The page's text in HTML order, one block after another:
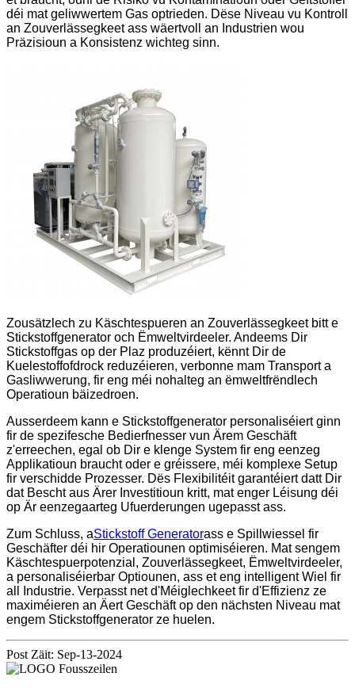
déi mat geliwwertem Gas optrieden. Dëse Niveau vu Kontroll
an Zouverlässegkeet ass wäertvoll an Industrien wou
Präzisioun a Konsistenz wichteg sinn.
Zousätzlech zu Käschtespueren an Zouverlässegkeet bitt e
Stickstoffgenerator och Ëmweltvirdeeler. Andeems Dir
Stickstoffgas op der Plaz produzéiert, kënnt Dir de
Kuelestoffofdrock reduzéieren, verbonne mam Transport a
Gasliwwerung, fir eng méi nohalteg an ëmweltfrëndlech
Operatioun bäizedroen.
Ausserdeem kann e Stickstoffgenerator personaliséiert ginn
fir de spezifesche Bedierfnesser vun Ärem Geschäft
z'erreechen, egal ob Dir e klenge System fir eng eenzeg
Applikatioun braucht oder e gréissere, méi komplexe Setup
fir verschidde Prozesser. Dës Flexibilitéit garantéiert datt Dir
dat Bescht aus Ärer Investitioun kritt, mat enger Léisung déi
op Är eenzegaarteg Ufuerderungen ugepasst ass.
Zum Schluss, aStickstoff Generatorass e Spillwiessel fir
Geschäfter déi hir Operatiounen optimiséieren. Mat sengem
Käschtespuerpotenzial, Zouverlässegkeet, Ëmweltvirdeeler,
a personaliséierbar Optiounen, ass et eng intelligent Wiel fir
all Industrie. Verpasst net d'Méiglechkeet fir d'Effizienz ze
maximéieren an Äert Geschäft op den nächsten Niveau mat
engem Stickstoffgenerator ze huelen.
Post Zäit: Sep-13-2024